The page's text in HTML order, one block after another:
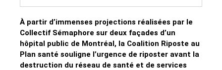
À partir d’immenses projections réalisées par le
Collectif Sémaphore sur deux façades d’un
hôpital public de Montréal, la Coalition Riposte au
Plan santé souligne l’urgence de riposter avant la
destruction du réseau de santé et de services